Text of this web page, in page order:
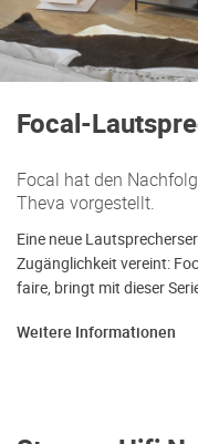
Focal-
Focal hat den
Theva vorgestellt.
Eine neue
Zugänglichkeit vereint:
faire, bringt mit dieser
Weitere Informationen